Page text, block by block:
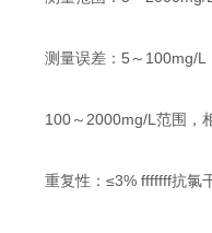
测量误差：5～100mg/L
100～2000mg/L范围，
重复性：≤3% fffffff抗氯